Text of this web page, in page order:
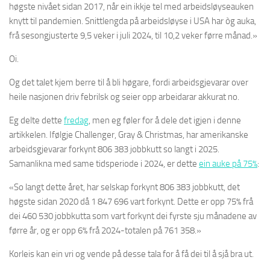
høgste nivået sidan 2017, når ein ikkje tel med arbeidsløyseauken
knytt til pandemien. Snittlengda på arbeidsløyse i USA har òg auka,
frå sesongjusterte 9,5 veker i juli 2024, til 10,2 veker førre månad.»
Oi.
Og det talet kjem berre til å bli høgare, fordi arbeidsgjevarar over
heile nasjonen driv febrilsk og seier opp arbeidarar akkurat no.
Eg delte dette fredag, men eg føler for å dele det igjen i denne
artikkelen. Ifølgje Challenger, Gray & Christmas, har amerikanske
arbeidsgjevarar forkynt 806 383 jobbkutt so langt i 2025.
Samanlikna med same tidsperiode i 2024, er dette ein auke på 75%:
«So langt dette året, har selskap forkynt 806 383 jobbkutt, det
høgste sidan 2020 då 1 847 696 vart forkynt. Dette er opp 75% frå
dei 460 530 jobbkutta som vart forkynt dei fyrste sju månadene av
førre år, og er opp 6% frå 2024-totalen på 761 358.»
Korleis kan ein vri og vende på desse tala for å få dei til å sjå bra ut.